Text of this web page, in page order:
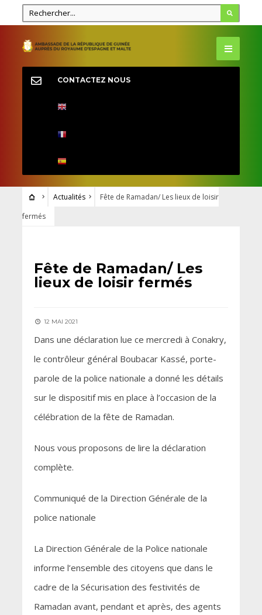
CONTACTEZ NOUS
Actualités
Fête de Ramadan/ Les lieux de loisir
fermés
Fête de Ramadan/ Les
lieux de loisir fermés
12 MAI 2021
Dans une déclaration lue ce mercredi à Conakry,
le contrôleur général Boubacar Kassé, porte-
parole de la police nationale a donné les détails
sur le dispositif mis en place à l’occasion de la
célébration de la fête de Ramadan.
Nous vous proposons de lire la déclaration
complète.
Communiqué de la Direction Générale de la
police nationale
La Direction Générale de la Police nationale
informe l’ensemble des citoyens que dans le
cadre de la Sécurisation des festivités de
Ramadan avant, pendant et après, des agents